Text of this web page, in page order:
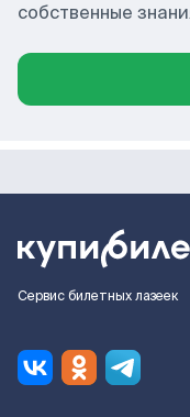
собственные
Сервис билетных лазеек